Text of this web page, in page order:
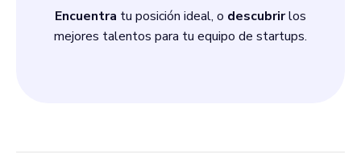
Encuentra tu posición ideal, o descubrirlos
mejores talentos para tu equipo de startups.